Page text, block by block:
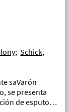
; Schick,
saVarón
se presenta
de esputo